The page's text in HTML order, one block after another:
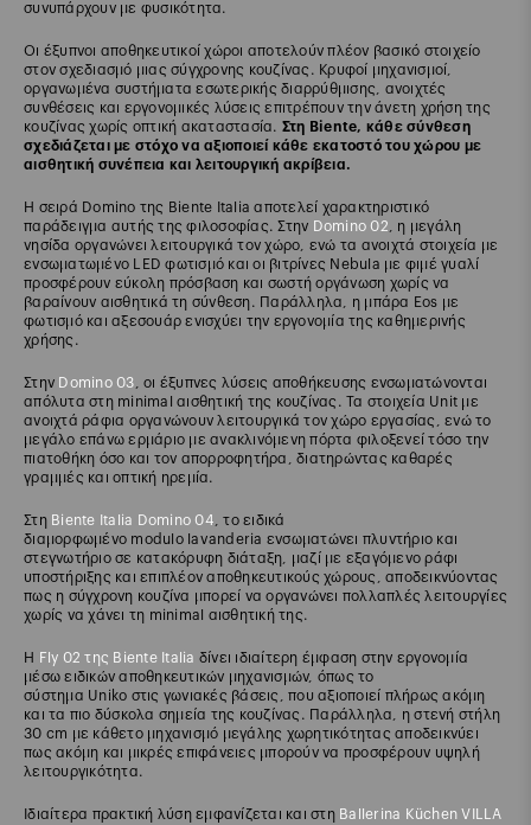
συνυπάρχουν με φυσικότητα.
Οι έξυπνοι αποθηκευτικοί χώροι αποτελούν πλέον βασικό στοιχείο
στον σχεδιασμό μιας σύγχρονης κουζίνας. Κρυφοί μηχανισμοί,
οργανωμένα συστήματα εσωτερικής διαρρύθμισης, ανοιχτές
συνθέσεις και εργονομικές λύσεις επιτρέπουν την άνετη χρήση της
κουζίνας χωρίς οπτική ακαταστασία. Στη Biente, κάθε σύνθεση
σχεδιάζεται με στόχο να αξιοποιεί κάθε εκατοστό του χώρου με
αισθητική συνέπεια και λειτουργική ακρίβεια.
Η σειρά Domino της Biente Italia αποτελεί χαρακτηριστικό
παράδειγμα αυτής της φιλοσοφίας. Στην Domino 02 , η μεγάλη
νησίδα οργανώνει λειτουργικά τον χώρο, ενώ τα ανοιχτά στοιχεία με
ενσωματωμένο LED φωτισμό και οι βιτρίνες Nebula με φιμέ γυαλί
προσφέρουν εύκολη πρόσβαση και σωστή οργάνωση χωρίς να
βαραίνουν αισθητικά τη σύνθεση. Παράλληλα, η μπάρα Eos με
φωτισμό και αξεσουάρ ενισχύει την εργονομία της καθημερινής
χρήσης.
Στην Domino 03 , οι έξυπνες λύσεις αποθήκευσης ενσωματώνονται
απόλυτα στη minimal αισθητική της κουζίνας. Τα στοιχεία Unit με
ανοιχτά ράφια οργανώνουν λειτουργικά τον χώρο εργασίας, ενώ το
μεγάλο επάνω ερμάριο με ανακλινόμενη πόρτα φιλοξενεί τόσο την
πιατοθήκη όσο και τον απορροφητήρα, διατηρώντας καθαρές
γραμμές και οπτική ηρεμία.
Στη Biente Italia Domino 04 , το ειδικά
διαμορφωμένο modulo lavanderia ενσωματώνει πλυντήριο και
στεγνωτήριο σε κατακόρυφη διάταξη, μαζί με εξαγόμενο ράφι
υποστήριξης και επιπλέον αποθηκευτικούς χώρους, αποδεικνύοντας
πως η σύγχρονη κουζίνα μπορεί να οργανώνει πολλαπλές λειτουργίες
χωρίς να χάνει τη minimal αισθητική της.
Η Fly 02 της Biente Italia δίνει ιδιαίτερη έμφαση στην εργονομία
μέσω ειδικών αποθηκευτικών μηχανισμών, όπως το
σύστημα Uniko στις γωνιακές βάσεις, που αξιοποιεί πλήρως ακόμη
και τα πιο δύσκολα σημεία της κουζίνας. Παράλληλα, η στενή στήλη
30 cm με κάθετο μηχανισμό μεγάλης χωρητικότητας αποδεικνύει
πως ακόμη και μικρές επιφάνειες μπορούν να προσφέρουν υψηλή
λειτουργικότητα.
Ιδιαίτερα πρακτική λύση εμφανίζεται και στη Ballerina Küchen VILLA